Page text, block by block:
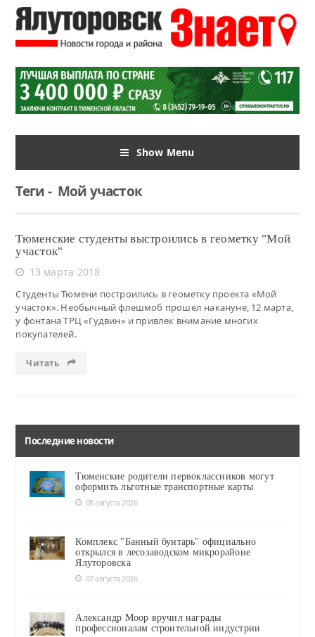
Show Menu
Теги-Мой участок
Тюменские студенты выстроились в геометку "Мой
участок"
13 марта 2018
Студенты Тюмени построились в геометку проекта «Мой
участок». Необычный флешмоб прошел накануне, 12 марта,
у фонтана ТРЦ «Гудвин» и привлек внимание многих
покупателей.
Читать
Последние новости
Тюменские родители первоклассников могут
оформить льготные транспортные карты
08 августа 2026
Комплекс "Банный бунтарь" официально
открылся в лесозаводском микрорайоне
Ялуторовска
07 августа 2026
Александр Моор вручил награды
профессионалам строительной индустрии